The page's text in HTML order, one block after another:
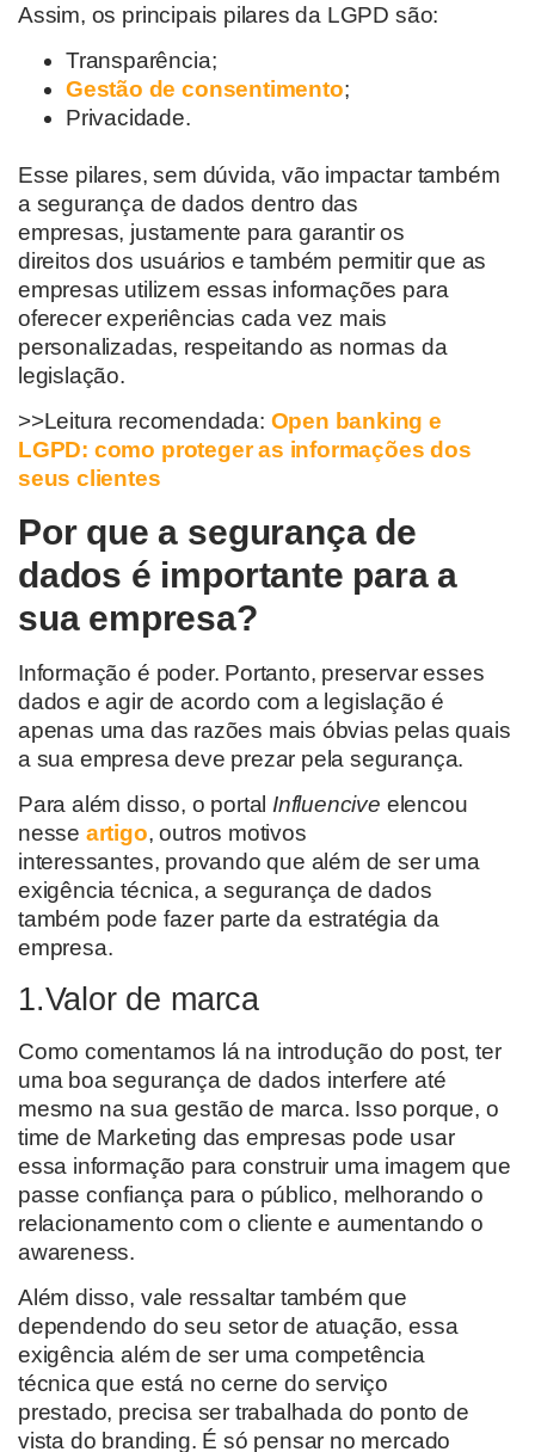
Assim, os principais pilaresda LGPD são:
Transparência;
Gestão de consentimento;
Privacidade.
Esse pilares, sem dúvida, vão impactar também
a segurança de dados dentro das
empresas, justamente para garantir os
direitosdos usuários e também permitir que as
empresas utilizem essas informações para
oferecer experiências cada vez mais
personalizadas, respeitando as normas da
legislação.
>>Leitura recomendada: Open banking e
LGPD: como proteger as informações dos
seus clientes
Por que a segurança de
dados é importante para a
sua empresa?
Informação é poder. Portanto, preservaresses
dados e agir de acordo com a legislação é
apenas uma das razões mais óbvias pelas quais
a sua empresa deve prezar pela segurança.
Para além disso, o portalInfluencive elencou
nesse artigo,outros motivos
interessantes, provando que além de ser uma
exigência técnica, a segurança de dados
também pode fazer parte da estratégia da
empresa.
1.Valor de marca
Como comentamos lá na introdução do post, ter
uma boa segurança de dados interfere até
mesmo na sua gestão de marca. Isso porque, o
time de Marketing das empresas pode usar
essa informação para construir uma imagem que
passe confiança para o público, melhorando o
relacionamento com o cliente e aumentando o
awareness.
Além disso, vale ressaltar também que
dependendo do seu setor de atuação, essa
exigência além de ser uma competência
técnicaque está no cerne do serviço
prestado, precisa ser trabalhada do ponto de
vista do branding. É só pensar no mercado